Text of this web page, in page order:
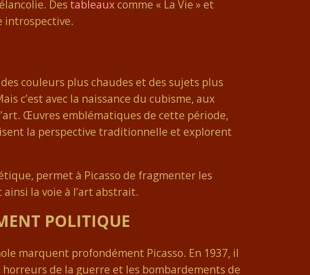
Des tableaux comme « La Vie » et
introspective.
couleurs plus chaudes et des sujets plus
c’est avec la naissance du cubisme, aux
Œuvres emblématiques de cette période,
la perspective traditionnelle et explorent
permet à Picasso de fragmenter les
la voie à l’art abstrait.
POLITIQUE
marquent profondément Picasso. En 1937, il
de la guerre et les bombardements de